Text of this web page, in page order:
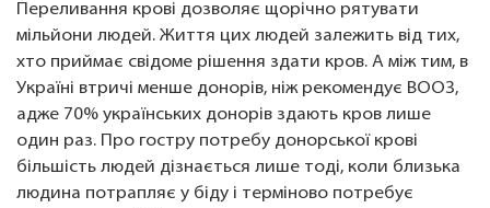
Переливання крові дозволяє щорічно рятувати
мільйони людей. Життя цих людей залежить від тих,
хто приймає свідоме рішення здати кров. А між тим, в
Україні втричі менше донорів, ніж рекомендує ВООЗ,
адже 70% українських донорів здають кров лише
один раз. Про гостру потребу донорської крові
більшість людей дізнається лише тоді, коли близька
людина потрапляє у біду і терміново потребує